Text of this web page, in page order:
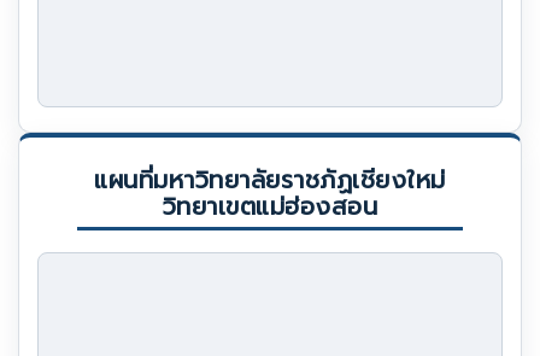
แผนที่มหาวิทยาลัยราชภัฏเชียงใหม่
วิทยาเขตแม่ฮ่องสอน